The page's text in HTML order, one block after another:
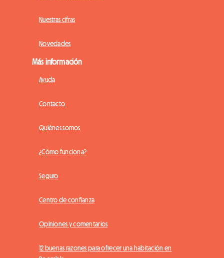
Nuestras cifras
Novedades
Más información
Ayuda
Contacto
Quiénes somos
¿Cómo funciona?
Seguro
Centro de confianza
Opiniones y comentarios
12 buenas razones para ofrecer una habitación en